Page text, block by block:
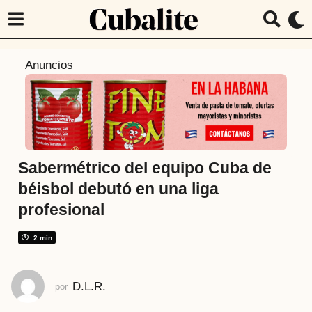
t
r
á
s
3
ñ
o
s
Anuncios
Sabermétrico del equipo Cuba de
béisbol debutó en una liga
profesional
2 min
por D.L.R.